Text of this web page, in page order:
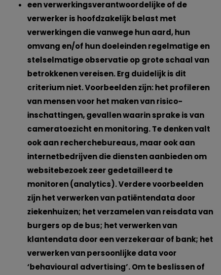
een verwerkingsverantwoordelijke of de
verwerker is hoofdzakelijk belast met
verwerkingen die vanwege hun aard, hun
omvang en/of hun doeleinden regelmatige en
stelselmatige observatie op grote schaal van
betrokkenen vereisen. Erg duidelijk is dit
criterium niet. Voorbeelden zijn: het profileren
van mensen voor het maken van risico-
inschattingen, gevallen waarin sprake is van
cameratoezicht en monitoring. Te denken valt
ook aan recherchebureaus, maar ook aan
internetbedrijven die diensten aanbieden om
websitebezoek zeer gedetailleerd te
monitoren (analytics). Verdere voorbeelden
zijn het verwerken van patiëntendata door
ziekenhuizen; het verzamelen van reisdata van
burgers op de bus; het verwerken van
klantendata door een verzekeraar of bank; het
verwerken van persoonlijke data voor
‘behavioural advertising’. Om te beslissen of